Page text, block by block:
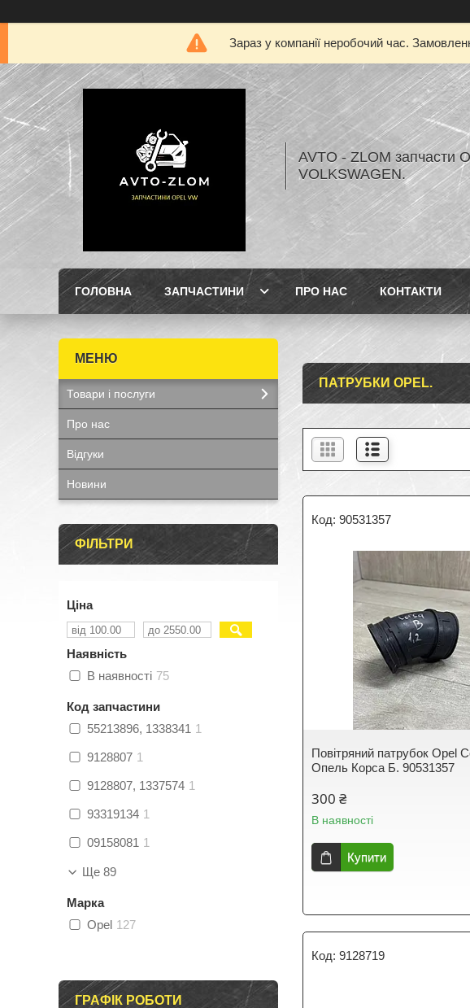
Зараз у компанії неробочий час.
AVTO - ZLOM запчасти
VOLKSWAGEN.
ГОЛОВНА ЗАПЧАСТИНИ ПРО НАС КОНТАКТИ
ПАТРУБКИ OPEL.
90531357
Повітряний патрубок Opel
Опель Корса Б. 90531357
300 ₴
В наявності
Купити
9128719
Товари і послуги
Про нас
Відгуки
Новини
ФІЛЬТРИ
Ціна
Наявність
В наявності 75
Код запчастини
55213896, 1338341 1
9128807 1
9128807, 1337574 1
93319134 1
09158081 1
Ще 89
Марка
Opel 127
ГРАФІК РОБОТИ